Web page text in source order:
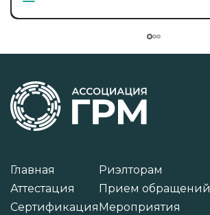
Главная
Аттестация
Сертификация
Риэлторам
Прием обращений
Мероприятия